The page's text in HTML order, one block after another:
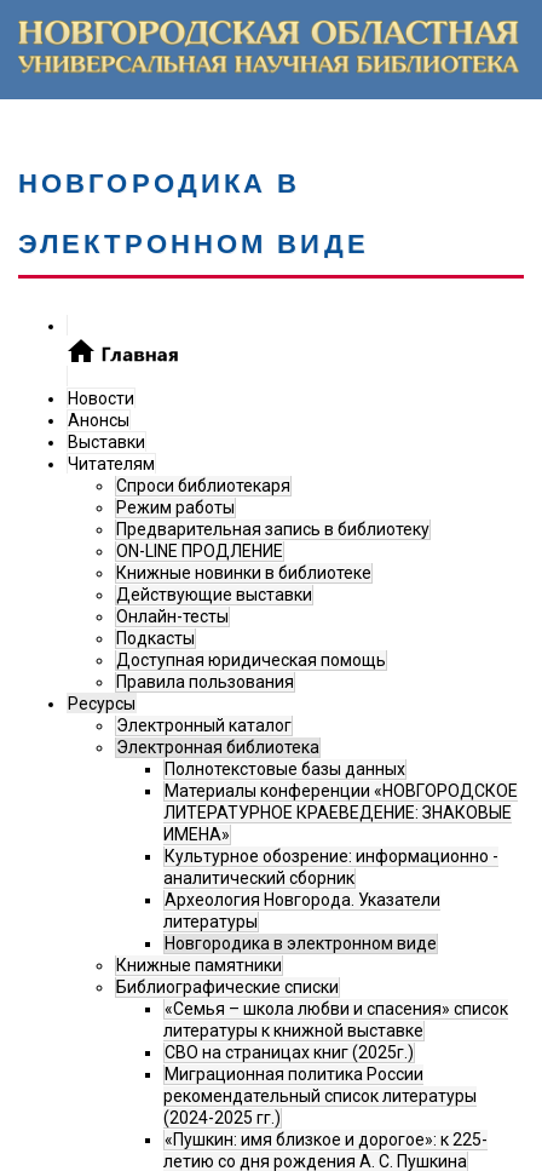
НОВГОРОДИКА В
ЭЛЕКТРОННОМ ВИДЕ
Новости
Анонсы
Выставки
Читателям
Спроси библиотекаря
Режим работы
Предварительная запись в библиотеку
ON-LINE ПРОДЛЕНИЕ
Книжные новинки в библиотеке
Действующие выставки
Онлайн-тесты
Подкасты
Доступная юридическая помощь
Правила пользования
Ресурсы
Электронный каталог
Электронная библиотека
Полнотекстовые базы данных
Материалы конференции «НОВГОРОДСКОЕ
ЛИТЕРАТУРНОЕ КРАЕВЕДЕНИЕ: ЗНАКОВЫЕ
ИМЕНА»
Культурное обозрение: информационно -
аналитический сборник
Археология Новгорода. Указатели
литературы
Новгородика в электронном виде
Книжные памятники
Библиографические списки
«Семья – школа любви и спасения» список
литературы к книжной выставке
СВО на страницах книг (2025г.)
Миграционная политика России
рекомендательный список литературы
(2024-2025 гг.)
«Пушкин: имя близкое и дорогое»: к 225-
летию со дня рождения А. С. Пушкина